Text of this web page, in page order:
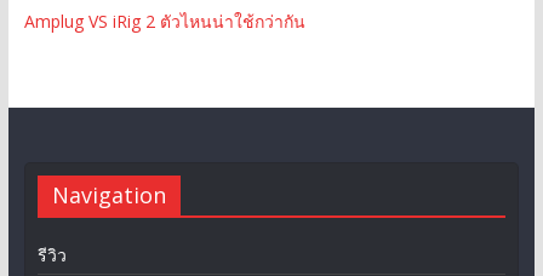
Amplug VS iRig 2 ตัวไหนน่าใช้กว่ากัน
Navigation
รีวิว